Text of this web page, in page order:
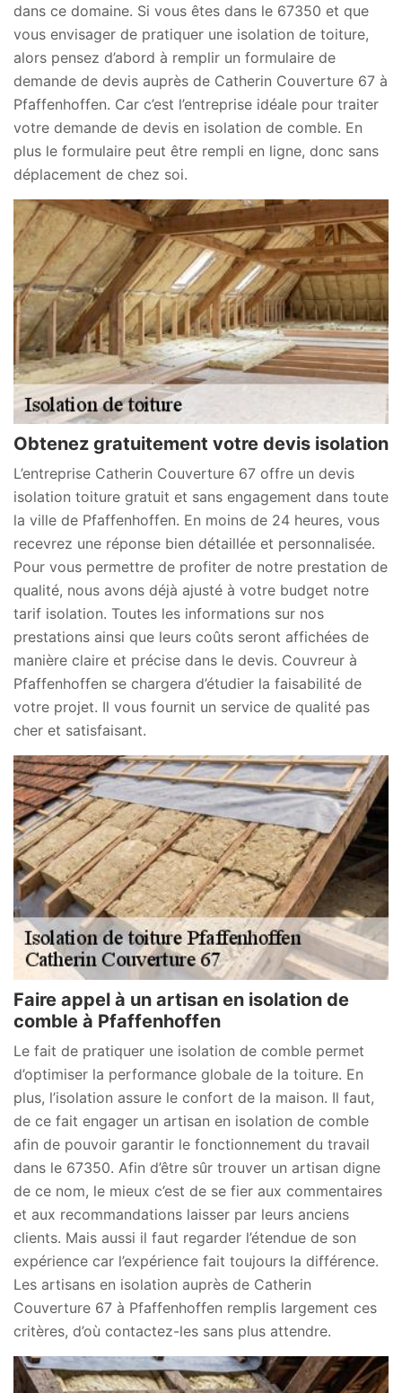
dans ce domaine. Si vous êtes dans le 67350 et que
vous envisager de pratiquer une isolation de toiture,
alors pensez d’abord à remplir un formulaire de
demande de devis auprès de Catherin Couverture 67 à
Pfaffenhoffen. Car c’est l’entreprise idéale pour traiter
votre demande de devis en isolation de comble. En
plus le formulaire peut être rempli en ligne, donc sans
déplacement de chez soi.
Obtenez gratuitement votre devis isolation
L’entreprise Catherin Couverture 67 offre un devis
isolation toiture gratuit et sans engagement dans toute
la ville de Pfaffenhoffen. En moins de 24 heures, vous
recevrez une réponse bien détaillée et personnalisée.
Pour vous permettre de profiter de notre prestation de
qualité, nous avons déjà ajusté à votre budget notre
tarif isolation. Toutes les informations sur nos
prestations ainsi que leurs coûts seront affichées de
manière claire et précise dans le devis. Couvreur à
Pfaffenhoffen se chargera d’étudier la faisabilité de
votre projet. Il vous fournit un service de qualité pas
cher et satisfaisant.
Faire appel à un artisan en isolation de
comble à Pfaffenhoffen
Le fait de pratiquer une isolation de comble permet
d’optimiser la performance globale de la toiture. En
plus, l’isolation assure le confort de la maison. Il faut,
de ce fait engager un artisan en isolation de comble
afin de pouvoir garantir le fonctionnement du travail
dans le 67350. Afin d’être sûr trouver un artisan digne
de ce nom, le mieux c’est de se fier aux commentaires
et aux recommandations laisser par leurs anciens
clients. Mais aussi il faut regarder l’étendue de son
expérience car l’expérience fait toujours la différence.
Les artisans en isolation auprès de Catherin
Couverture 67 à Pfaffenhoffen remplis largement ces
critères, d’où contactez-les sans plus attendre.